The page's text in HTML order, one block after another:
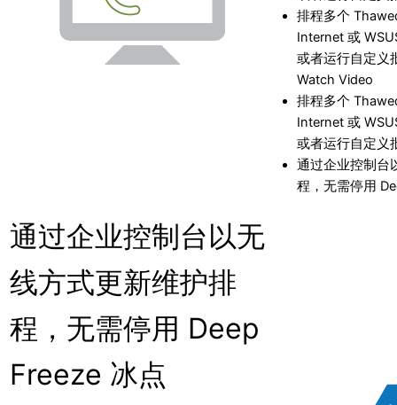
排程多个
Internet 或
或者运行自定义
Watch Video
排程多个
Internet 或
或者运行自定义
通过企业控制台
程，无需停用
通过企业控制台以无
线方式更新维护排
程，无需停用 Deep
Freeze 冰点